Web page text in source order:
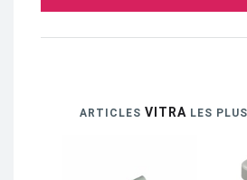
ARTICLES VITRA LES